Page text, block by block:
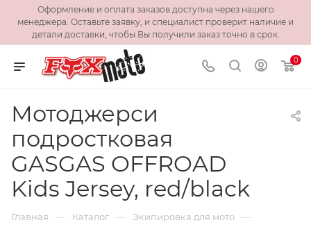
Оформление и оплата заказов доступна через нашего
менеджера. Оставьте заявку, и специалист проверит наличие и
детали доставки, чтобы Вы получили заказ точно в срок.
0
Мотоджерси
подростковая
GASGAS OFFROAD
Kids Jersey, red/black
Главная — Каталог — Экипировка для мото —